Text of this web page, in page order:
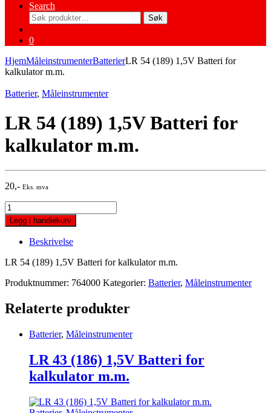
Search
Søk
etter:
Søk
0
HjemMåleinstrumenterBatterierLR 54 (189) 1,5V Batteri for
kalkulator m.m.
Batterier, Måleinstrumenter
LR 54 (189) 1,5V Batteri for
kalkulator m.m.
20,- Eks. mva
LR
54
(189)
1,5V
Batteri
for
m.m.
Legg i handlekurv
Beskrivelse
LR 54 (189) 1,5V Batteri for kalkulator m.m.
Produktnummer: 764000 Kategorier: Batterier, Måleinstrumenter
Relaterte produkter
Batterier, Måleinstrumenter
LR 43 (186) 1,5V Batteri for
kalkulator m.m.